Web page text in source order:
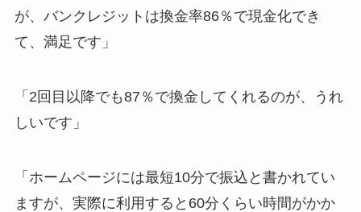
が、バンクレジットは換金率86％で現金化でき
て、満足です」
「2回目以降でも87％で換金してくれるのが、うれ
しいです」
「ホームページには最短10分で振込と書かれてい
ますが、実際に利用すると60分くらい時間がかか